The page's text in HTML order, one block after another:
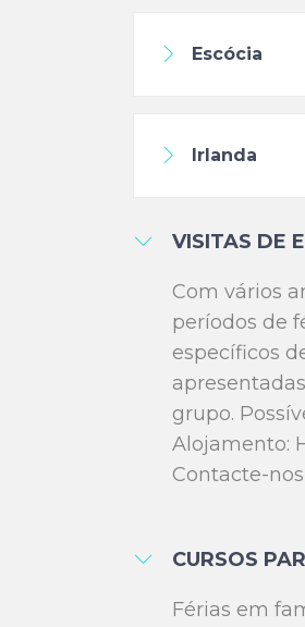
Escócia
Irlanda
VISITAS DE
Com vários
períodos de
específicos
grupo.
Alojamento:
Contacte-
CURSOS
Férias em